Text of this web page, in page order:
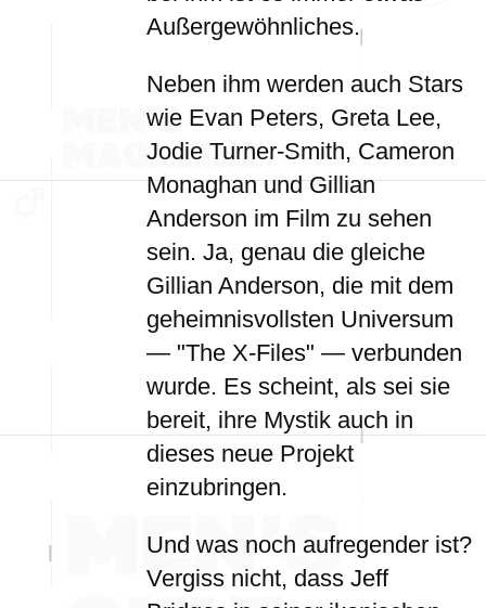
Außergewöhnliches.
Neben ihm werden auch Stars
wie Evan Peters, Greta Lee,
Jodie Turner-Smith, Cameron
Monaghan und Gillian
Anderson im Film zu sehen
sein. Ja, genau die gleiche
Gillian Anderson, die mit dem
geheimnisvollsten Universum
— "The X-Files" — verbunden
wurde. Es scheint, als sei sie
bereit, ihre Mystik auch in
dieses neue Projekt
einzubringen.
Und was noch aufregender ist?
Vergiss nicht, dass Jeff